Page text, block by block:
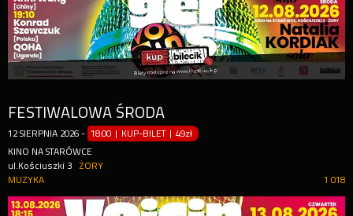
FESTIWALOWA ŚRODA
12 SIERPNIA 2026 - 18:00 | KUP-BILET |49zł
KINO NA STARÓWCE
ul.Kościuszki 3
ŻORY
1 018
MUZYKA